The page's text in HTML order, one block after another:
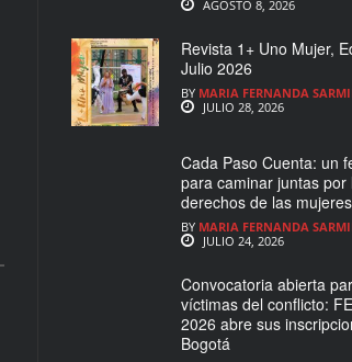
AGOSTO 8, 2026
Revista 1+ Uno Mujer,
Julio 2026
BY MARIA FERNANDA
JULIO 28, 2026
Cada Paso Cuenta: un
para caminar juntas por
derechos de las
BY MARIA FERNANDA
JULIO 24, 2026
Convocatoria abierta
víctimas del conflicto:
2026 abre sus
Bogotá